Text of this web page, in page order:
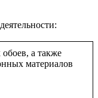
а также
материалов